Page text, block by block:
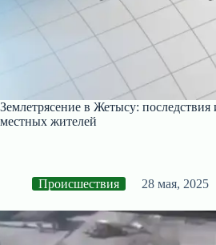
Землетрясение в Жетысу: последствия
местных жителей
Происшествия 28 мая, 2025